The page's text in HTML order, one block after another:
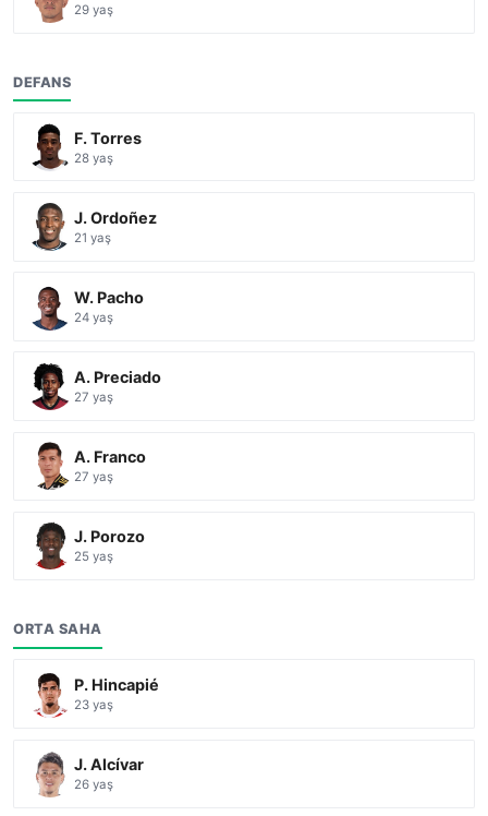
29 yaş
DEFANS
F. Torres
28 yaş
J. Ordoñez
21 yaş
W. Pacho
24 yaş
A. Preciado
27 yaş
A. Franco
27 yaş
J. Porozo
25 yaş
ORTA SAHA
P. Hincapié
23 yaş
J. Alcívar
26 yaş